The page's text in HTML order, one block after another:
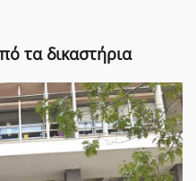
τα δικαστήρια